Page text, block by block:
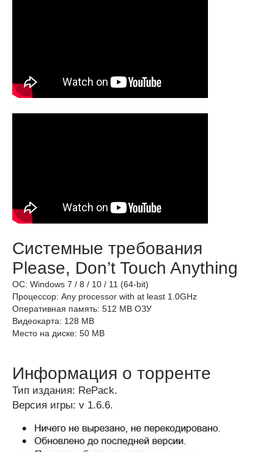
Системные требования
Please, Don’t Touch Anything
ОС: Windows 7 / 8 / 10 / 11 (64-bit)
Процессор: Any processor with at least 1.0GHz
Оперативная память: 512 MB ОЗУ
Видеокарта: 128 MB
Место на диске: 50 MB
Информация о торренте
Тип издания: RePack.
Версия игры: v 1.6.6.